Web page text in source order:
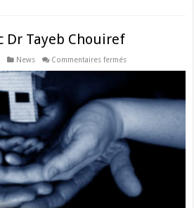
Dr Tayeb Chouiref
News Commentaires ferméssur
Tayeb
Chouiref